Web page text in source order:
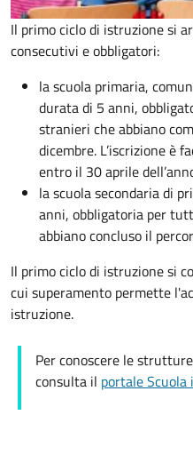
Il primo ciclo di istruzione si
consecutivi e obbligatori:
la scuola primaria,
durata di 5 anni,
stranieri che abbiano
dicembre. L’iscrizione è
entro il 30 aprile
la scuola secondaria di
anni, obbligatoria per
abbiano concluso il
Il primo ciclo di istruzione si
cui superamento permette
istruzione.
Per conoscere le
consulta il portale Scuola